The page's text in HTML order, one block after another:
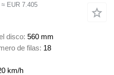
≈ EUR 7.405
disco 560 mm
de filas 18
km/h